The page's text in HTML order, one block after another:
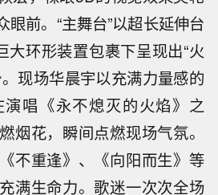
眼前。“主舞台”以超长延伸台
大环形装置包裹下呈现出“火
现场华晨宇以充满力量感的
唱《永不熄灭的火焰》之
烟花，瞬间点燃现场气氛。
不重逢》、《向阳而生》等
满生命力。歌迷一次次全场